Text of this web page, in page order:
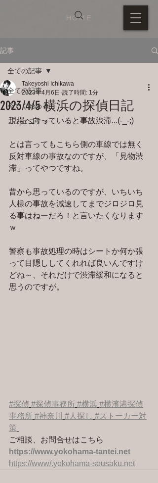
HOME
記事
全ての記事
今すぐ始める
コミュニティ
全ての記事
2023/4/5 横浜の探偵日記
Takeyoshi Ichikawa
2023年4月6日 読了時間: 1分
現場へ向っていると事故渋滞...(-_-;)
とは言ってもこちら側の車線では無く
反対車線の事故なのですが、「見物渋
滞」ってやつですね。
昔から思っているのですが、いちいち
人様の事故を減速してまでジロジロ見
る事はねーだろ！と言いたくなります
ｗ
警察も事故処理の時はシートか何か張
って目隠ししてくれれば良いんですけ
どね～、それだけで渋滞緩和になると
思うのですが。
#探偵 #探偵事務所 #横浜 #横濱港探偵
事務所 #神奈川 #人探し #ストーカー対
策
ご相談、お問合せはこちら
https://www.yokohama-tantei.net
https://www/.yokohama-sousaku.net